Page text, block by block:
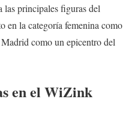
las principales figuras del
en la categoría femenina como
como un epicentro del
en el WiZink